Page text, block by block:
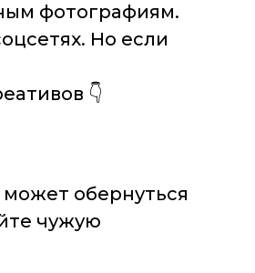
фотографиям.
Но если
👇
обернуться
чужую